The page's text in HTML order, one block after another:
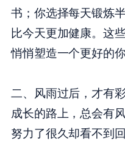
书；你选择每天锻炼
比今天更加健康。这
悄悄塑造一个更好的你
二、风雨过后，才有
成长的路上，总会有
努力了很久却看不到